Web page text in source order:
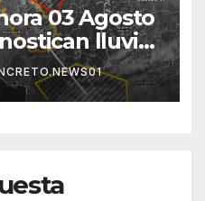
03 Agosto
lluvias
esta noche;
registra
de